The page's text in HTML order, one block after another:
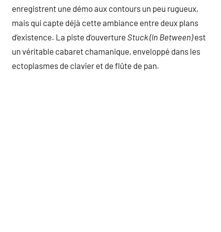
enregistrent une démo aux contours un peu rugueux,
mais qui capte déjà cette ambiance entre deux plans
d’existence. La piste d’ouverture Stuck (In Between)est
un véritable cabaret chamanique, enveloppé dans les
ectoplasmes de clavier et de flûte de pan.